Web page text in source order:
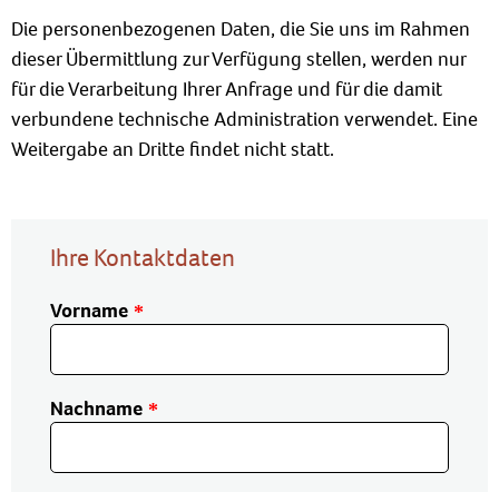
Die personenbezogenen Daten, die Sie uns im Rahmen
dieser Übermittlung zur Verfügung stellen, werden nur
für die Verarbeitung Ihrer Anfrage und für die damit
verbundene technische Administration verwendet. Eine
Weitergabe an Dritte findet nicht statt.
Ihre Kontaktdaten
Vorname
Nachname